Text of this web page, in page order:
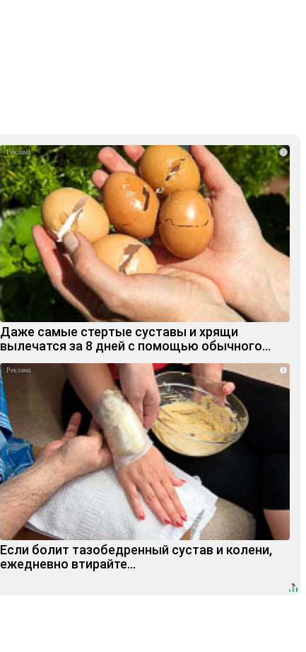
i
Даже самые стертые суставы и хрящи
вылечатся за 8 дней с помощью обычного…
i
Если болит тазобедренный сустав и колени,
ежедневно втирайте...